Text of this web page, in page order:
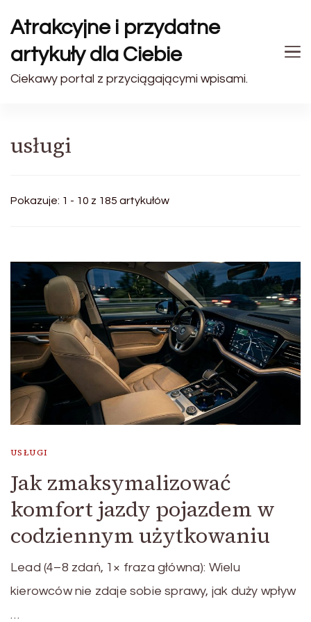
Atrakcyjne i przydatne
artykuły dla Ciebie
Ciekawy portal z przyciągającymi wpisami.
usługi
Pokazuje: 1 - 10 z 185 artykułów
USŁUGI
Jak zmaksymalizować
komfort jazdy pojazdem w
codziennym użytkowaniu
Lead (4–8 zdań, 1× fraza główna): Wielu
kierowców nie zdaje sobie sprawy, jak duży wpływ
…